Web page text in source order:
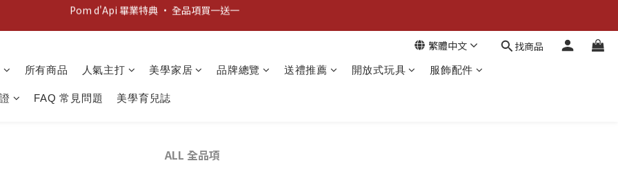
新客歡迎禮：輸入 "welcome10" 享首單九折！
新客歡迎禮：輸入 "welcome10" 享首單九折！
新客歡迎禮：輸入 "welcome10" 享首單九折！
繁體中文 找商品
所有商品 人氣主打 美學家居 品牌總覽 送禮推薦 開放式玩具 服飾配件
FAQ 常見問題 美學育兒誌
ALL 全品項